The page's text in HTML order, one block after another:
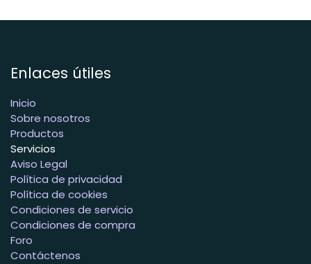
Enlaces útiles
Inicio
Sobre nosotros
Productos
Servicios
Aviso Legal
Política de privacidad
Política de cookies
Condiciones de servicio
Condiciones de compra
Foro
Contáctenos